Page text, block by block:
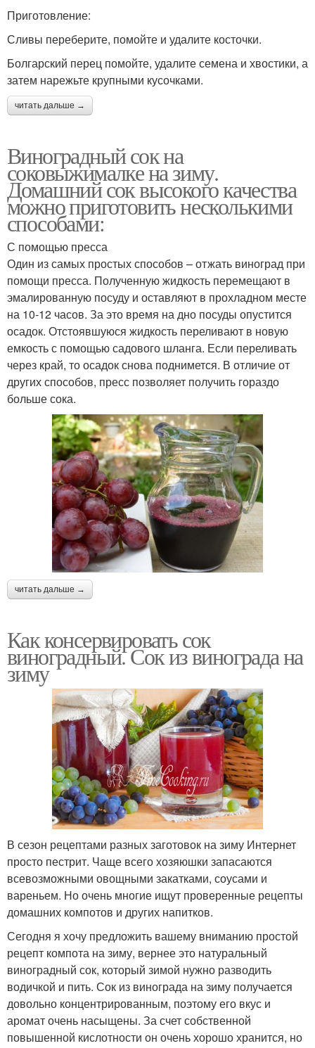
Приготовление:
Сливы переберите, помойте и удалите косточки.
Болгарский перец помойте, удалите семена и хвостики, а
затем нарежьте крупными кусочками.
читать дальше →
Виноградный сок на
соковыжималке на зиму.
Домашний сок высокого качества
можно приготовить несколькими
способами:
С помощью пресса
Один из самых простых способов – отжать виноград при
помощи пресса. Полученную жидкость перемещают в
эмалированную посуду и оставляют в прохладном месте
на 10-12 часов. За это время на дно посуды опустится
осадок. Отстоявшуюся жидкость переливают в новую
емкость с помощью садового шланга. Если переливать
через край, то осадок снова поднимется. В отличие от
других способов, пресс позволяет получить гораздо
больше сока.
читать дальше →
Как консервировать сок
виноградный. Сок из винограда на
зиму
В сезон рецептами разных заготовок на зиму Интернет
просто пестрит. Чаще всего хозяюшки запасаются
всевозможными овощными закатками, соусами и
вареньем. Но очень многие ищут проверенные рецепты
домашних компотов и других напитков.
Сегодня я хочу предложить вашему вниманию простой
рецепт компота на зиму, вернее это натуральный
виноградный сок, который зимой нужно разводить
водичкой и пить. Сок из винограда на зиму получается
довольно концентрированным, поэтому его вкус и
аромат очень насыщены. За счет собственной
повышенной кислотности он очень хорошо хранится, но